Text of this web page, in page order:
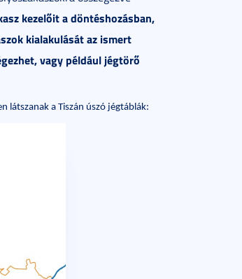
kezelőit a döntéshozásban,
kialakulását az ismert
vagy például jégtörő
látszanak a Tiszán úszó jégtáblák: